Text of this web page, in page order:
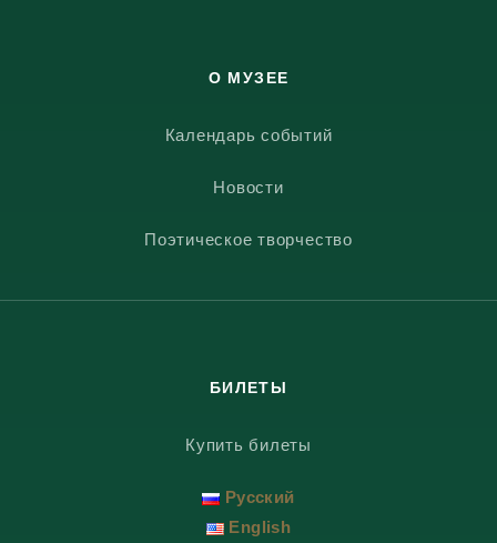
О МУЗЕЕ
Календарь событий
Новости
Поэтическое творчество
БИЛЕТЫ
Купить билеты
Русский
English